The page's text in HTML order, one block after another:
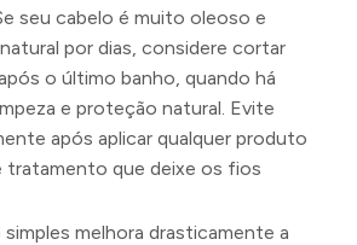
seu cabelo é muito oleoso e
por dias, considere cortar
o último banho, quando há
e proteção natural. Evite
após aplicar qualquer produto
tratamento que deixe os fios
simples melhora drasticamente a